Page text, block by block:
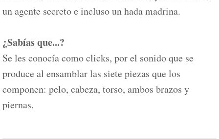
un agente secreto e incluso un hada madrina.
¿Sabías que...?
Se les conocía como clicks, por el sonido que se
produce al ensamblar las siete piezas que los
componen: pelo, cabeza, torso, ambos brazos y
piernas.